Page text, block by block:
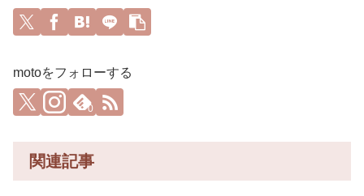
motoをフォローする
0
関連記事